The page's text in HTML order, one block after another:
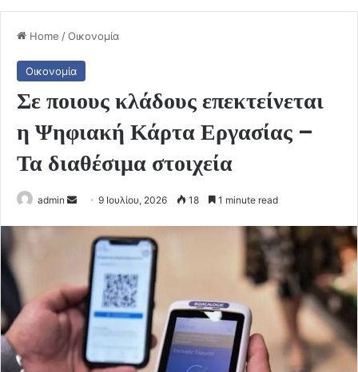
Home /Οικονομία
Οικονομία
Σε ποιους κλάδους επεκτείνεται
η Ψηφιακή Κάρτα Εργασίας –
Τα διαθέσιμα στοιχεία
admin
Send
email
9 Ιουλίου, 2026 18 1 minute read